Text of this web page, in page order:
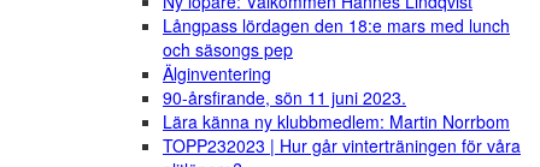
Långpass lördagen den 18:e mars med lunch
och säsongs pep
Älginventering
90-årsfirande, sön 11 juni 2023.
Lära känna ny klubbmedlem: Martin Norrbom
TOPP232023 | Hur går vinterträningen för våra